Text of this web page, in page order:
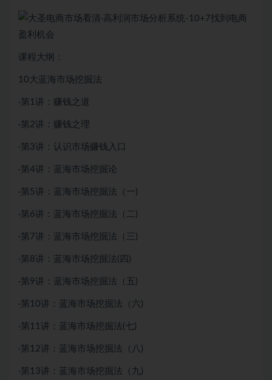
课程大纲：
10大蓝海市场挖掘法
·第1讲：赚钱之道
·第2讲：赚钱之理
·第3讲：认识市场赚钱入口
·第4讲：蓝海市场挖掘论
·第5讲：蓝海市场挖掘法（一)
·第6讲：蓝海市场挖掘法（二)
·第7讲：蓝海市场挖掘法（三)
·第8讲：蓝海市场挖掘法(四)
·第9讲：蓝海市场挖掘法（五)
·第10讲：蓝海市场挖掘法（六)
·第11讲：蓝海市场挖掘法(七)
·第12讲：蓝海市场挖掘法（八)
·第13讲：蓝海市场挖掘法（九)